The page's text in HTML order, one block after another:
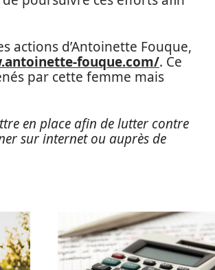
actions d’Antoinette Fouque,
fouque.com/. Ce
par cette femme mais
en place afin de lutter contre
sur internet ou auprès de